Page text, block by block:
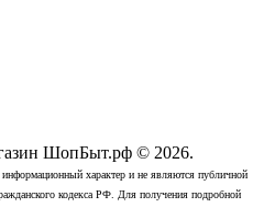
ШопБыт.рф © 2026.
характер и не являются публичной
кодекса РФ. Для получения подробной